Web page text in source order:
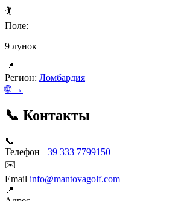
🏌️
Поле:
9 лунок
📍
Регион: Ломбардия
🌐 →
📞 Контакты
📞
Телефон +39 333 7799150
✉️
Email info@mantovagolf.com
📍